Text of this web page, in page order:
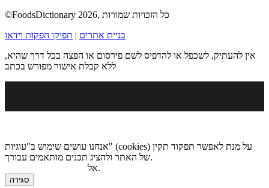
©FoodsDictionary 2026, כל הזכויות שמורות
בניית אתרים | תפיקו הפקות וידאו
אין להעתיק, לשכפל או להדפיס לשם פירסום או הפצה בכל דרך שהיא,
ללא קבלת אישור מפורש בכתב
אנחנו עושים שימוש ב"עוגיות" (cookies) על מנת לאפשר תפקוד תקין
של האתר ולהציג תכנים מותאמים עבורך.
אל.
סגירה